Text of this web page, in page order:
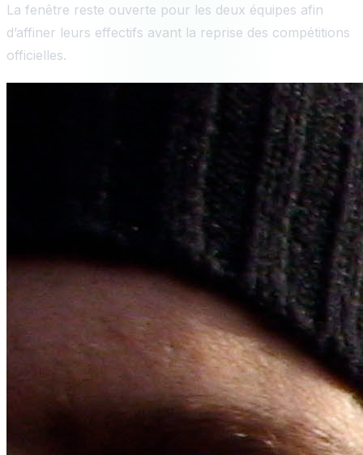
La fenêtre reste ouverte pour les deux équipes afin
d’affiner leurs effectifs avant la reprise des compétitions
officielles.